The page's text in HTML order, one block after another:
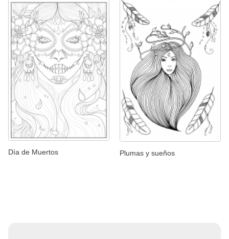
Día de Muertos Plumas y sueños